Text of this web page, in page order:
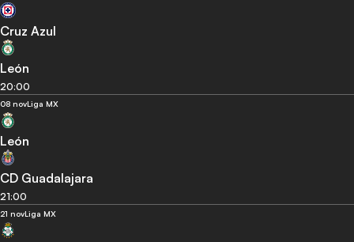
Cruz Azul
León
20:00
08 novLiga MX
León
CD Guadalajara
21:00
21 novLiga MX